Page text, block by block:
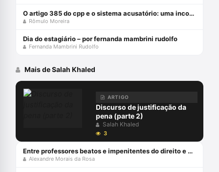
O artigo 385 do cpp e o sistema acusatório: uma incompatiblidade com a constituição federal
Rômulo Moreira
Dia do estagiário – por fernanda mambrini rudolfo
Fernanda Mambrini Rudolfo
Mais de Salah Khaled
ARTIGO
Discurso de justificação da
pena (parte 2)
Salah Khaled
3
Entre professores beatos e impenitentes do direito e processo penal
Alexandre Morais da Rosa